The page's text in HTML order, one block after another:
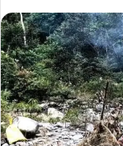
email